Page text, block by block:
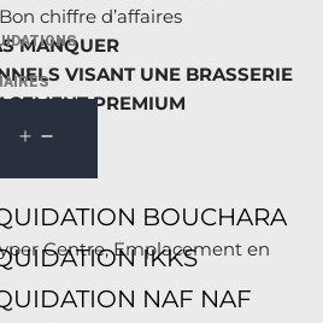
BOUCHARA
IKKS
NAF NAF
chiffre d’affaires
MANQUER
VISANT UNE BRASSERIE
PREMIUM
Centre, Emplacement en